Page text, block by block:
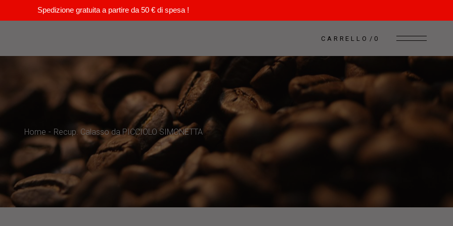
Spedizione gratuita a partire da 50 € di spesa !
CARRELLO 0
Home Recup. Calasso da PICCIOLO SIMONETTA